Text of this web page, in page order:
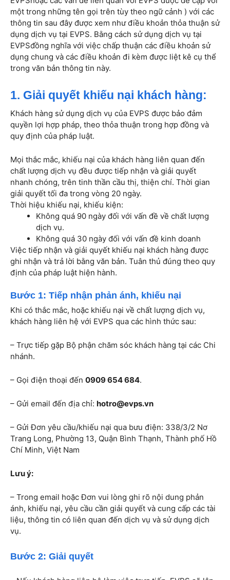
một trong những tên gọi trên tùy theo ngữ cảnh ) với các
thông tin sau đây được xem như điều khoản thỏa thuận sử
dụng dịch vụ tại EVPS. Bằng cách sử dụng dịch vụ tại
EVPSđồng nghĩa với việc chấp thuận các điều khoản sử
dụng chung và các điều khoản đi kèm được liệt kê cụ thể
trong văn bản thông tin này.
1. Giải quyết khiếu nại khách hàng:
Khách hàng sử dụng dịch vụ của EVPS được bảo đảm
quyền lợi hợp pháp, theo thỏa thuận trong hợp đồng và
quy định của pháp luật.
Mọi thắc mắc, khiếu nại của khách hàng liên quan đến
chất lượng dịch vụ đều được tiếp nhận và giải quyết
nhanh chóng, trên tinh thần cầu thị, thiện chí. Thời gian
giải quyết tối đa trong vòng 20 ngày.
Thời hiệu khiếu nại, khiếu kiện:
Không quá 90 ngày đối với vấn đề về chất lượng
dịch vụ.
Không quá 30 ngày đối với vấn đề kinh doanh
Việc tiếp nhận và giải quyết khiếu nại khách hàng được
ghi nhận và trả lời bằng văn bản. Tuân thủ đúng theo quy
định của pháp luật hiện hành.
Bước 1: Tiếp nhận phản ánh, khiếu nại
Khi có thắc mắc, hoặc khiếu nại về chất lượng dịch vụ,
khách hàng liên hệ với EVPS qua các hình thức sau:
– Trực tiếp gặp Bộ phận chăm sóc khách hàng tại các Chi
nhánh.
– Gọi điện thoại đến 0909 654 684.
– Gửi email đến địa chỉ: hotro@evps.vn
– Gửi Đơn yêu cầu/khiếu nại qua bưu điện: 338/3/2 Nơ
Trang Long, Phường 13, Quận Bình Thạnh, Thành phố Hồ
Chí Minh, Việt Nam
Lưu ý:
– Trong email hoặc Đơn vui lòng ghi rõ nội dung phản
ánh, khiếu nại, yêu cầu cần giải quyết và cung cấp các tài
liệu, thông tin có liên quan đến dịch vụ và sử dụng dịch
vụ.
Bước 2: Giải quyết